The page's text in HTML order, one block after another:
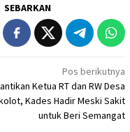
SEBARKAN
Pos berikutnya
Ketua RT dan RW Desa
Kades Hadir Meski Sakit
untuk Beri Semangat